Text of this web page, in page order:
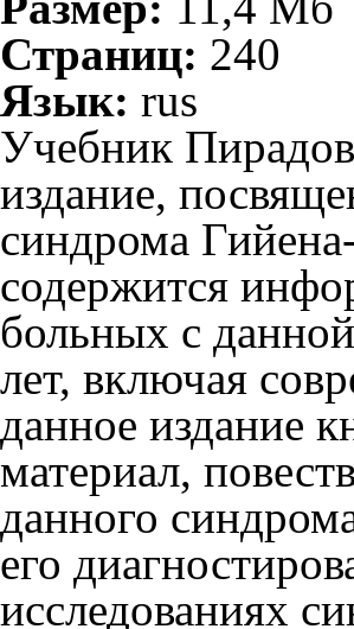
Страниц: 240
Язык: rus
Учебник
издание,
синдрома
содержится
больных с
лет, включая
данное издание
материал,
данного
его
исследованиях